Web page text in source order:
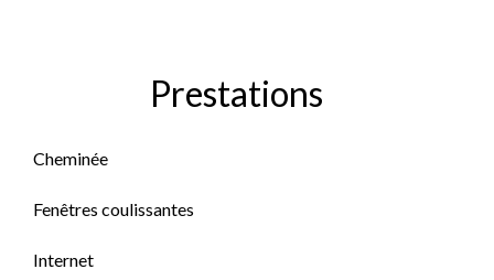
Prestations
Cheminée
Fenêtres coulissantes
Internet